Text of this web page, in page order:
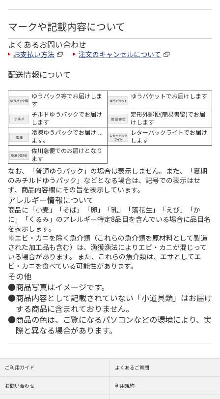
マークや記載内容について
よくあるお問い合わせ
お支払い方法 注文のキャンセルについて
配送情報について
ゆうパック等でお届けしま
す
ゆうパケットでお届けします
チルドゆうパックでお届け
します
定形外郵便(簡易書留)でお届
けします
冷凍ゆうパックでお届けし
ます。
レターパックライトでお届け
します
佐川急便でのお届けとなり
ます
なお、「普通ゆうパック」の場合は表示しません。また、「夏期
のみチルドゆうパック」などとなる場合は、記号での表示はせ
ず、商品内容欄にその旨を表示しています。
アレルギー情報について
商品に「小麦」「そば」「卵」「乳」「落花生」「えび」「か
に」「くるみ」のアレルギー特定8品目を含んでいる場合に品目名
を表示します。
※エビ・カニを除く魚介類（これらの魚介類を原材料として製造
された加工品も含む）は、漁獲漁法によりエビ・カニが混じって
いる場合があります。 また、これらの魚介類は、エサとしてエ
ビ・カニを食べている可能性があります。
その他
商品写真はイメージです。
商品内容として記載されていない「小道具類」はお届け
する商品に含まれておりません。
商品の色は、ご覧になるパソコンなどの環境により、実
際と異なる場合があります。
ご利用ガイド よくあるご質問
お問い合わせ 利用規約